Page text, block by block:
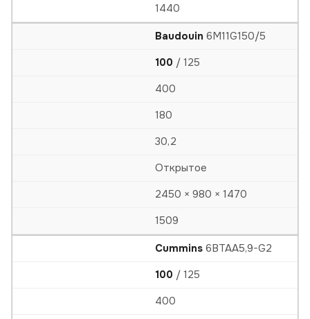
1440
Baudouin 6M11G150/5
100 / 125
400
180
30,2
Открытое
2450 × 980 × 1470
1509
Cummins 6BTAA5,9-G2
100 / 125
400